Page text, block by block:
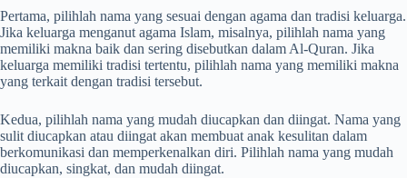
Pertama, pilihlah nama yang sesuai dengan agama dan tradisi keluarga.
Jika keluarga menganut agama Islam, misalnya, pilihlah nama yang
memiliki makna baik dan sering disebutkan dalam Al-Quran. Jika
keluarga memiliki tradisi tertentu, pilihlah nama yang memiliki makna
yang terkait dengan tradisi tersebut.
Kedua, pilihlah nama yang mudah diucapkan dan diingat. Nama yang
sulit diucapkan atau diingat akan membuat anak kesulitan dalam
berkomunikasi dan memperkenalkan diri. Pilihlah nama yang mudah
diucapkan, singkat, dan mudah diingat.